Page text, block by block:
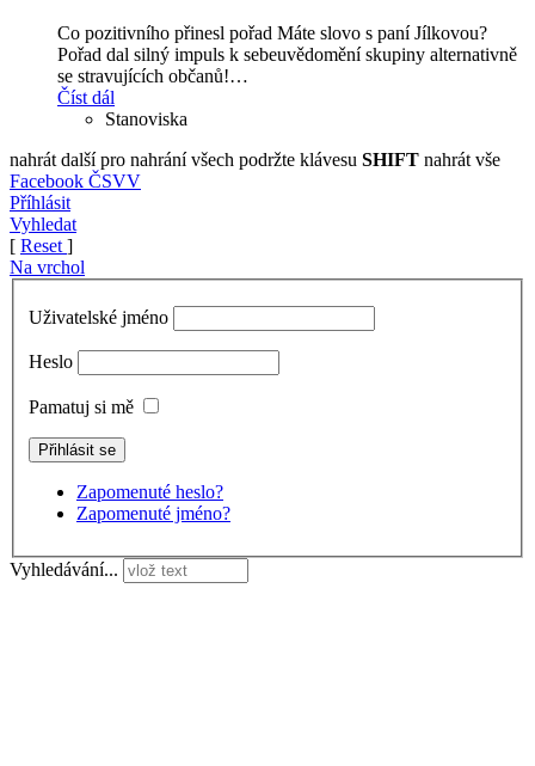
Co pozitivního přinesl pořad Máte slovo s paní Jílkovou?
Pořad dal silný impuls k sebeuvědomění skupiny alternativně
se stravujících občanů!…
Číst dál
Stanoviska
nahrát další pro nahrání všech podržte klávesu SHIFT nahrát vše
Facebook ČSVV
Příhlásit
Vyhledat
[ Reset ]
Na vrchol
Uživatelské jméno
Heslo
Pamatuj si mě
Zapomenuté heslo?
Zapomenuté jméno?
Vyhledávání...